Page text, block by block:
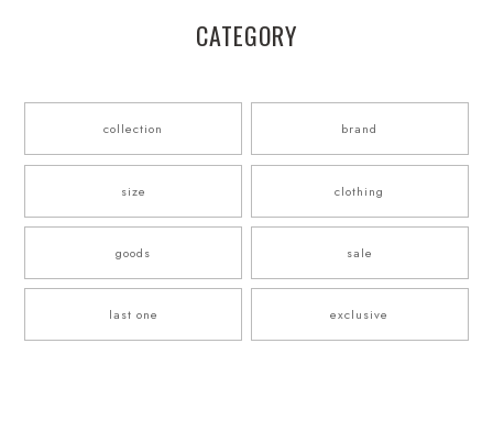
CATEGORY
collection brand
size clothing
goods sale
last one exclusive